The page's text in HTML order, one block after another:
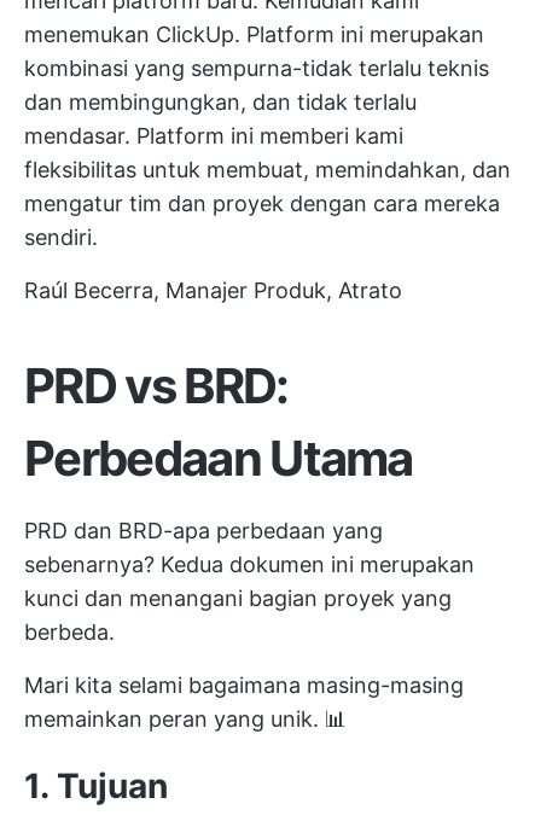
menemukan ClickUp. Platform ini merupakan
kombinasi yang sempurna-tidak terlalu teknis
dan membingungkan, dan tidak terlalu
mendasar. Platform ini memberi kami
fleksibilitas untuk membuat, memindahkan, dan
mengatur tim dan proyek dengan cara mereka
sendiri.
Raúl Becerra, Manajer Produk, Atrato
PRD vs BRD:
Perbedaan Utama
PRD dan BRD-apa perbedaan yang
sebenarnya? Kedua dokumen ini merupakan
kunci dan menangani bagian proyek yang
berbeda.
Mari kita selami bagaimana masing-masing
memainkan peran yang unik. 📊
1. Tujuan